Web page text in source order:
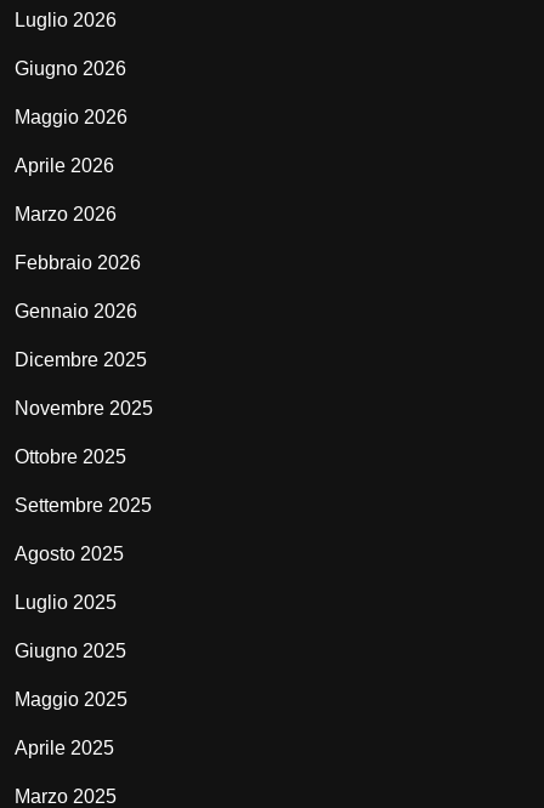
Luglio 2026
Giugno 2026
Maggio 2026
Aprile 2026
Marzo 2026
Febbraio 2026
Gennaio 2026
Dicembre 2025
Novembre 2025
Ottobre 2025
Settembre 2025
Agosto 2025
Luglio 2025
Giugno 2025
Maggio 2025
Aprile 2025
Marzo 2025